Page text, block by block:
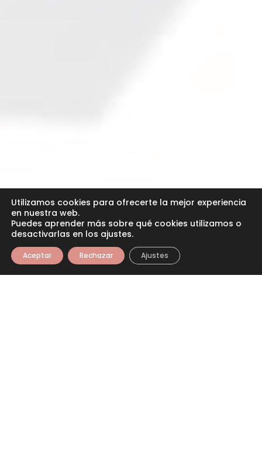
Utilizamos cookies para ofrecerte la mejor experiencia
en nuestra web.
Puedes aprender más sobre qué cookies utilizamos o
desactivarlas en los ajustes.
Aceptar Rechazar Ajustes